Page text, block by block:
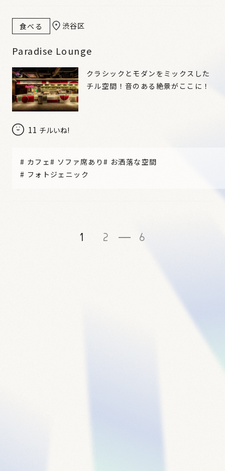
食べる 渋谷区
Paradise Lounge
11 チルいね!
クラシックとモダンをミックスした
チル空間！音のある絶景がここに！
# カフェ# ソファ席あり# お洒落な空間
# フォトジェニック
1 2 6